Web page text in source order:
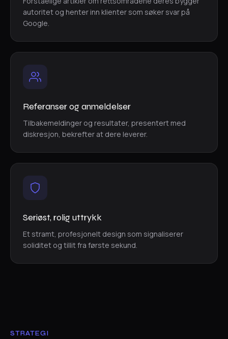
autoritet og henter inn klienter som søker svar på
Google.
Referanser og anmeldelser
Tilbakemeldinger og resultater, presentert med
diskresjon, bekrefter at dere leverer.
Seriøst, rolig uttrykk
Et stramt, profesjonelt design som signaliserer
soliditet og tillit fra første sekund.
STRATEGI